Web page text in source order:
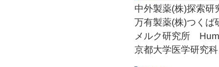
中外製薬(株)探索
万有製薬(株)つく
メルク研究所
京都大学医学研究